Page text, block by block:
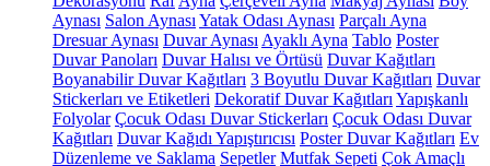
Aynası Salon Aynası Yatak Odası Aynası Parçalı Ayna
Dresuar Aynası Duvar Aynası Ayaklı Ayna Tablo Poster
Duvar Panoları Duvar Halısı ve Örtüsü Duvar Kağıtları
Boyanabilir Duvar Kağıtları 3 Boyutlu Duvar Kağıtları Duvar
Stickerları ve Etiketleri Dekoratif Duvar Kağıtları Yapışkanlı
Folyolar Çocuk Odası Duvar Stickerları Çocuk Odası Duvar
Kağıtları Duvar Kağıdı Yapıştırıcısı Poster Duvar Kağıtları Ev
Düzenleme ve Saklama Sepetler Mutfak Sepeti Çok Amaçlı